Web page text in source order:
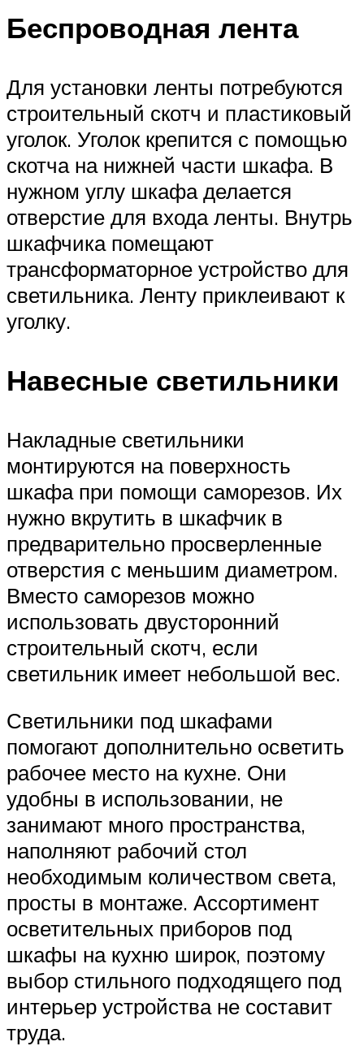
Беспроводная лента
Для установки ленты потребуются
строительный скотч и пластиковый
уголок. Уголок крепится с помощью
скотча на нижней части шкафа. В
нужном углу шкафа делается
отверстие для входа ленты. Внутрь
шкафчика помещают
трансформаторное устройство для
светильника. Ленту приклеивают к
уголку.
Навесные светильники
Накладные светильники
монтируются на поверхность
шкафа при помощи саморезов. Их
нужно вкрутить в шкафчик в
предварительно просверленные
отверстия с меньшим диаметром.
Вместо саморезов можно
использовать двусторонний
строительный скотч, если
светильник имеет небольшой вес.
Светильники под шкафами
помогают дополнительно осветить
рабочее место на кухне. Они
удобны в использовании, не
занимают много пространства,
наполняют рабочий стол
необходимым количеством света,
просты в монтаже. Ассортимент
осветительных приборов под
шкафы на кухню широк, поэтому
выбор стильного подходящего под
интерьер устройства не составит
труда.